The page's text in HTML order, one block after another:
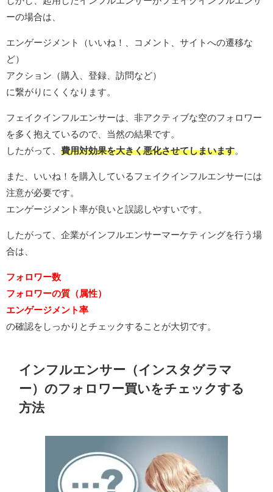
ーの場合は、
エンゲージメント（いいね！、コメント、サイトへの遷移な
ど）
アクション（購入、登録、訪問など）
に繋がりにくくなります。
フェイクインフルエンサーは、非アクティブな空のフォロワー
を多く抱えているので、当然の結果です。
したがって、 費用対効果を大きく悪化させてしまいます
また、いいね！を購入しているフェイクインフルエンサーには
注意が必要です。
エンゲージメント率が良いと誤認しやすいです。
したがって、企業がインフルエンサーマーケティングを行う場
合は、
フォロワー数
フォロワーの質（属性）
エンゲージメント率
の確認をしっかりとチェックすることが大切です。
インフルエンサー（インスタグラマ
ー）のフォロワー買いをチェックする
方法